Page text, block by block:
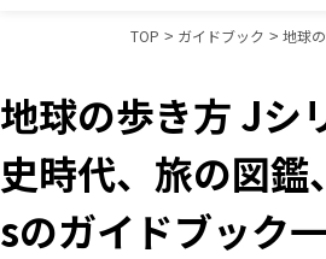
TOP ガイドブック 地球
地球の歩き方 Jシ
史時代、旅の図
sのガイドブック